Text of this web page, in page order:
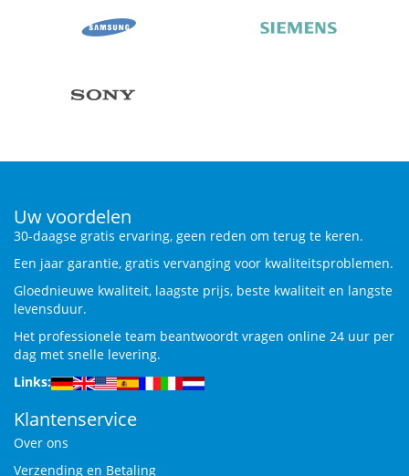
Uw voordelen
30-daagse gratis ervaring, geen reden om terug te keren.
Een jaar garantie, gratis vervanging voor kwaliteitsproblemen.
Gloednieuwe kwaliteit, laagste prijs, beste kwaliteit en langste
levensduur.
Het professionele team beantwoordt vragen online 24 uur per
dag met snelle levering.
Links:
Klantenservice
Over ons
Verzending en Betaling